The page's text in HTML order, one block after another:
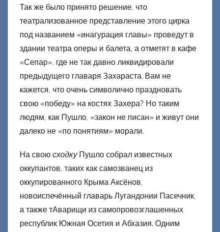
Д
о
н
е
ц
к
и
й
Так же было принято решение, что
театрализованное представление этого цирка
под названием «инагурация главы» проведут в
здании театра оперы и балета, а отметят в кафе
«Сепар», где не так давно ликвидировали
предыдущего главаря Захараста. Вам не
кажется, что очень символично праздновать
свою «победу» на костях Захера? Но таким
людям, как Пушло, «закон не писан» и живут они
далеко не «по понятиям» морали.
На свою сходкуПушло собрал известных
оккупантов, таких как самозванец из
оккупированного Крыма Аксёнов,
новоиспечённый главарь Лугандонии Пасечник,
а также тАварищи из самопровозглашенных
республик Южная Осетия и Абхазия. Одним